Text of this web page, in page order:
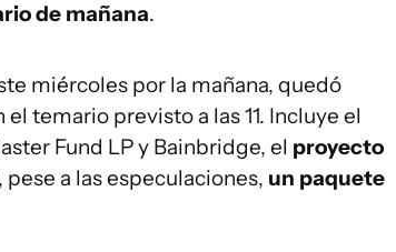
de mañana.
miércoles por la mañana, quedó
temario previsto a las 11. Incluye el
Fund LP y Bainbridge, el proyecto
pese a las especulaciones, un paquete